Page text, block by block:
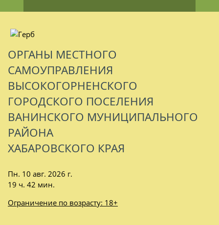
ОРГАНЫ МЕСТНОГО
САМОУПРАВЛЕНИЯ
ВЫСОКОГОРНЕНСКОГО
ГОРОДСКОГО ПОСЕЛЕНИЯ
ВАНИНСКОГО МУНИЦИПАЛЬНОГО
РАЙОНА
ХАБАРОВСКОГО КРАЯ
Пн. 10 авг. 2026 г.
19 ч. 42 мин.
Ограничение по возрасту: 18+